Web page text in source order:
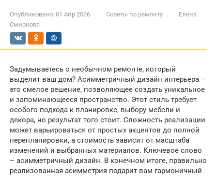
Опубликовано: 01 Апр 2026 Советы по ремонту
Елена
Смирнова
Задумываетесь о необычном ремонте, который
выделит ваш дом? Асимметричный дизайн интерьера –
это смелое решение, позволяющее создать уникальное
и запоминающееся пространство. Этот стиль требует
особого подхода к планировке, выбору мебели и
декора, но результат того стоит. Сложность реализации
может варьироваться от простых акцентов до полной
перепланировки, а стоимость зависит от масштаба
изменений и выбранных материалов. Ключевое слово
– асимметричный дизайн. В конечном итоге, правильно
реализованная асимметрия подарит вам гармоничный